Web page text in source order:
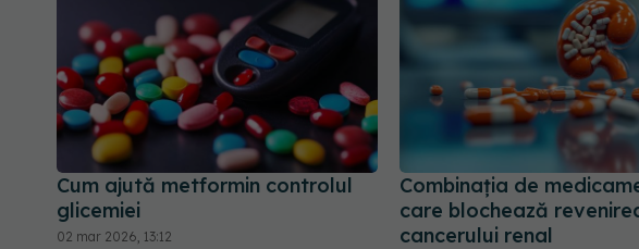
Cum ajută metformin controlul
glicemiei
02 mar 2026, 13:12
Combinația de
care blochează
cancerului renal